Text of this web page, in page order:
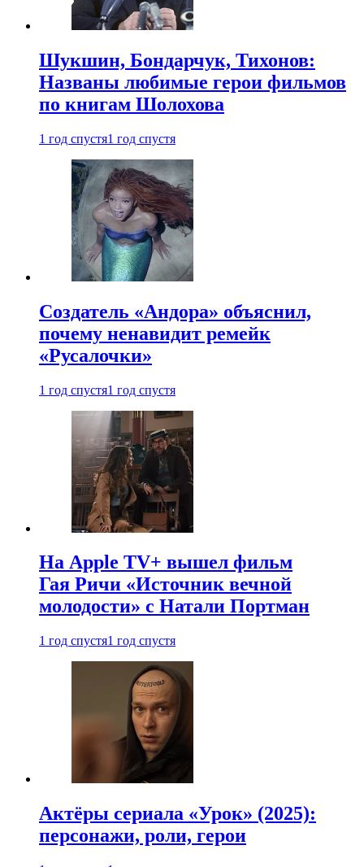
Шукшин, Бондарчук, Тихонов:
Названы любимые герои фильмов
по книгам Шолохова
1 год спустя1 год спустя
Создатель «Андора» объяснил,
почему ненавидит ремейк
«Русалочки»
1 год спустя1 год спустя
На Apple TV+ вышел фильм
Гая Ричи «Источник вечной
молодости» с Натали Портман
1 год спустя1 год спустя
Актёры сериала «Урок» (2025):
персонажи, роли, герои